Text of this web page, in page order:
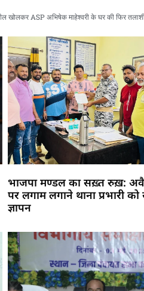
खोलकर ASP अभिषेक माहेश्वरी के घर की फिर
भाजपा मण्डल का सख़्त रुख़:
पर लगाम लगाने थाना प्रभारी को
ज्ञापन